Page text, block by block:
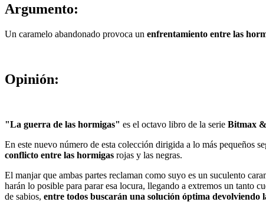
Argumento:
Un caramelo abandonado provoca un enfrentamiento entre las
Opinión:
"La guerra de las hormigas" es el octavo libro de la serie Bitmax
En este nuevo número de esta colección dirigida a lo más pequeños
conflicto entre las hormigas rojas y las negras.
El manjar que ambas partes reclaman como suyo es un suculento
harán lo posible para parar esa locura, llegando a extremos un tanto
de sabios, entre todos buscarán una solución óptima devolviendo